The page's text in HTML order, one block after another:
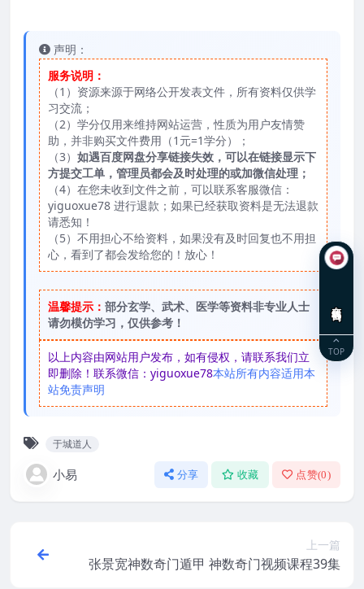
声明：
服务说明：
（1）资源来源于网络公开发表文件，所有资料仅供学
习交流；
（2）学分仅用来维持网站运营，性质为用户友情赞
助，并非购买文件费用（1元=1学分）；
（3） 如遇百度网盘分享链接失效，可以在链接显示下
方提交工单，管理员都会及时处理的或加微信处理；
（4）在您未收到文件之前，可以联系客服微信：
yiguoxue78 进行退款；如果已经获取资料是无法退款
请悉知！
（5）不用担心不给资料，如果没有及时回复也不用担
心，看到了都会发给您的！放心！
温馨提示： 部分玄学、武术、医学等资料非专业人士
请勿模仿学习，仅供参考！
以上内容由网站用户发布，如有侵权，请联系我们立
即删除！联系微信：yiguoxue78本站所有内容适用本
站免责声明
于城道人
小易 分享 收藏 点赞(0)
上一篇
张景宽神数奇门遁甲 神数奇门视频课程39集
TOP